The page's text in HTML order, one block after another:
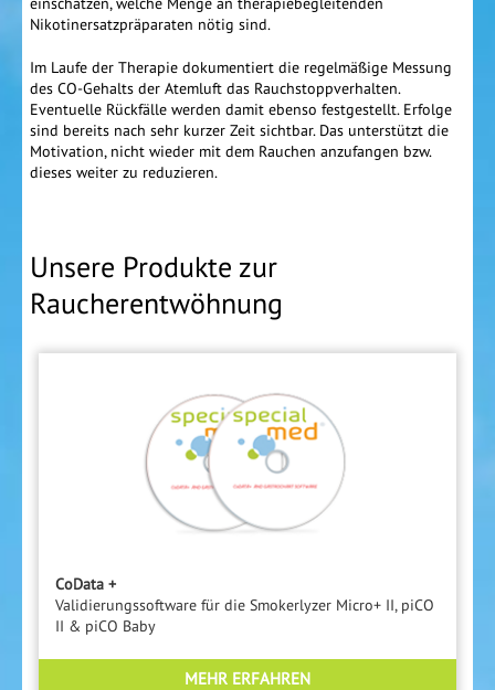
Nikotinersatzpräparaten nötig sind.
Im Laufe der Therapie dokumentiert die regelmäßige Messung
des CO-Gehalts der Atemluft das Rauchstoppverhalten.
Eventuelle Rückfälle werden damit ebenso festgestellt. Erfolge
sind bereits nach sehr kurzer Zeit sichtbar. Das unterstützt die
Motivation, nicht wieder mit dem Rauchen anzufangen bzw.
dieses weiter zu reduzieren.
Unsere Produkte zur
Raucherentwöhnung
CoData +
Validierungssoftware für die Smokerlyzer Micro+ II, piCO
II & piCO Baby
MEHR ERFAHREN